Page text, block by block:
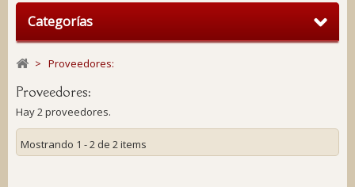
Categorías
> Proveedores:
Proveedores:
Hay 2 proveedores.
Mostrando 1 - 2 de 2 items